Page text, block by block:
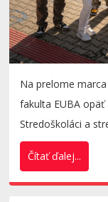
Na prelome
fakulta EUBA
Stredoškoláci a
Čítať ďalej...